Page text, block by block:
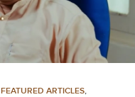
FEATURED ARTICLES,